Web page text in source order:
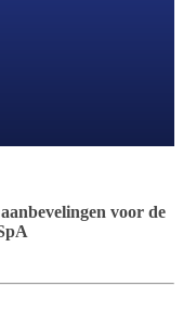
voor de